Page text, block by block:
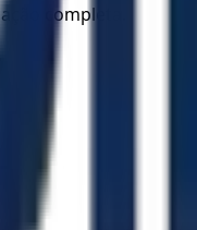
completa.